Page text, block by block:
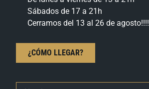
Sábados de 17 a 21h
Cerramos del 13 al 26 de agosto!!!!
¿CÓMO LLEGAR?